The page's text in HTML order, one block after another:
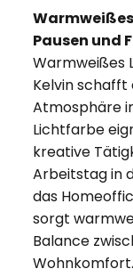
Pausen und
Warmweißes
Kelvin schafft
Atmosphäre
Lichtfarbe
kreative
Arbeitstag in
das
sorgt
Balance
Wohnkomfort.